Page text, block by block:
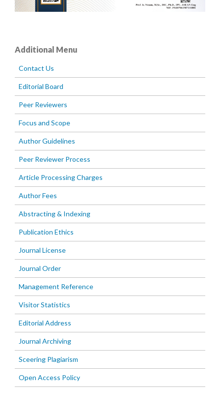
Additional Menu
Contact Us
Editorial Board
Peer Reviewers
Focus and Scope
Author Guidelines
Peer Reviewer Process
Article Processing Charges
Author Fees
Abstracting & Indexing
Publication Ethics
Journal License
Journal Order
Management Reference
Visitor Statistics
Editorial Address
Journal Archiving
Sceering Plagiarism
Open Access Policy